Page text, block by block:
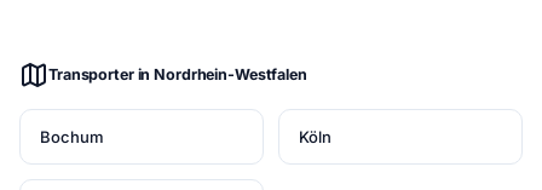
Transporter in Nordrhein-Westfalen
Bochum Köln